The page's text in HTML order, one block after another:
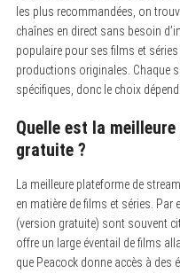
les plus recommandées, on
chaînes en direct sans besoin
populaire pour ses films et
productions originales. Chaque
spécifiques, donc le choix
Quelle est la
gratuite ?
La meilleure plateforme de
en matière de films et séries. Par
(version gratuite) sont souvent
offre un large éventail de films
que Peacock donne accès à des